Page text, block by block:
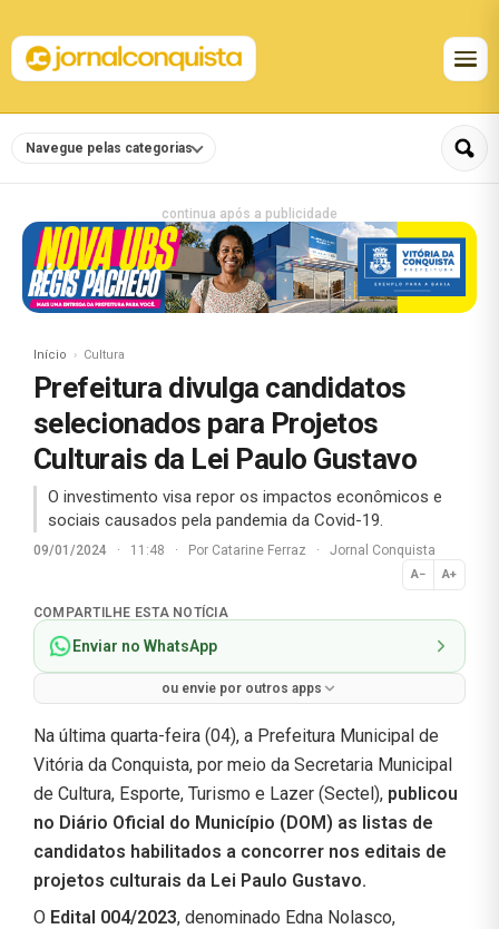
Navegue pelas categorias
continua após a publicidade
Início Cultura
Prefeitura divulga candidatos
selecionados para Projetos
Culturais da Lei Paulo Gustavo
O investimento visa repor os impactos econômicos e
sociais causados pela pandemia da Covid-19.
09/01/2024 · 11:48 · Por Catarine Ferraz · Jornal Conquista
A− A+
Normal
COMPARTILHE ESTA NOTÍCIA
Enviar no WhatsApp
ou envie por outros apps
Na última quarta-feira (04), a Prefeitura Municipal de
Vitória da Conquista, por meio da Secretaria Municipal
de Cultura, Esporte, Turismo e Lazer (Sectel), publicou
no Diário Oficial do Município (DOM) as listas de
candidatos habilitados a concorrer nos editais de
projetos culturais da Lei Paulo Gustavo.
O Edital 004/2023, denominado Edna Nolasco,